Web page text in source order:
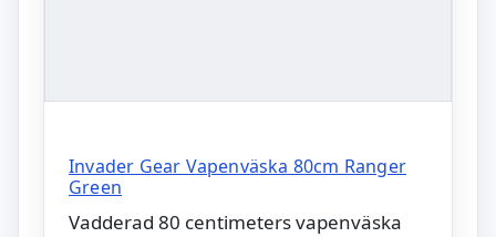
Invader Gear Vapenväska 80cm Ranger
Green
Vadderad 80 centimeters vapenväska